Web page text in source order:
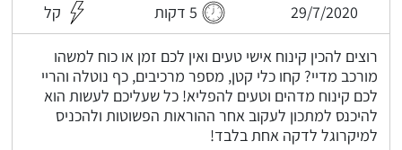
29/7/2020 5 דקות קל
רוצים להכין קינוח אישי טעים ואין לכם זמן או כוח למשהו
מורכב מדיי? קחו כלי קטן, מספר מרכיבים, כף נוטלה והריי
לכם קינוח מדהים וטעים להפליא! כל שעליכם לעשות הוא
להיכנס למתכון לעקוב אחר ההוראות הפשוטות ולהכניס
למיקרוגל לדקה אחת בלבד!